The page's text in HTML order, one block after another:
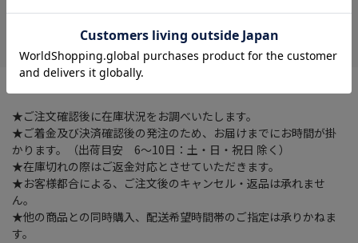
在庫がありません
★ご注文確認後に在庫状況をお調べいたします。
★ご着金及び決済確認後の発注のため、お届けまでにお時間が掛
かります。（出荷目安 6～10日：土・日・祝日 除く）
★在庫切れの際はご返金対応とさせていただきます。
★お客様都合による、ご注文後のキャンセル・返品は承れませ
ん。
★他の商品との同時購入、配送希望時間帯のご指定は承りかねま
す。